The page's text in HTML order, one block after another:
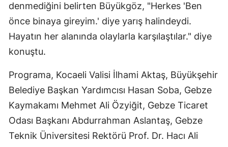
denmediğini belirten Büyükgöz, "Herkes 'Ben
önce binaya gireyim.' diye yarış halindeydi.
Hayatın her alanında olaylarla karşılaştılar." diye
konuştu.
Programa, Kocaeli Valisi İlhami Aktaş, Büyükşehir
Belediye Başkan Yardımcısı Hasan Soba, Gebze
Kaymakamı Mehmet Ali Özyiğit, Gebze Ticaret
Odası Başkanı Abdurrahman Aslantaş, Gebze
Teknik Üniversitesi Rektörü Prof. Dr. Hacı Ali